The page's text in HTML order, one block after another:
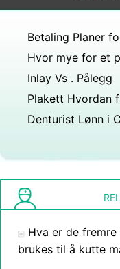
Inlay Vs . Pålegg
Denturist Lønn i
Hva er de
brukes til å kutte